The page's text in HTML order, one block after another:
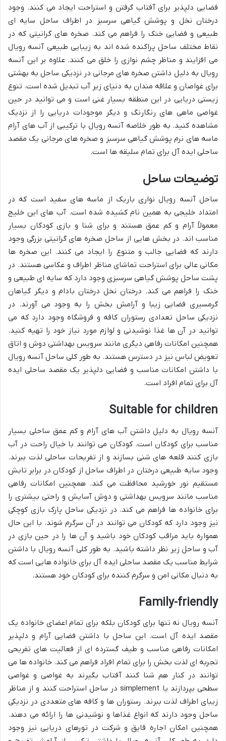
فضایی دلپذیر برای آفتاب گرفتن و استراحت ایجاد می کنند. وجود
درختان نخل و پوشش گیاهی سرسبز در اطراف ساحل سایه ای
طبیعی و فضایی خنک را فراهم می کند. صخره های گرانیتی که در
نقاط مختلف ساحل پراکنده شده اند به زیبایی طبیعی آنسه رویال
می افزایند و مناظر چشم نوازی را خلق می کنند. علاوه بر این آنسه
رویال به دلیل داشتن صخره های مرجانی در نزدیکی ساحل به بهشتی
برای غواصان و علاقه مندان به دنیای زیر آب تبدیل شده است. تنوع
زیستی دریایی در این منطقه بسیار غنی است و می توانید در حین
غواصی ماهی های رنگارنگ و دیگر موجودات دریایی را از نزدیک
مشاهده کنید. به طور خلاصه آنسه رویال با ترکیبی از آب های آرام
ماسه های نرم پوشش گیاهی سرسبز و صخره های مرجانی یک مقصد
ساحلی ایده آل برای تمام سلیقه ها است.
توضیحات ساحل
ساحل آنسه رویال نواری باریک از ماسه های سفید است که در
امتداد خلیجی به همین نام کشیده شده است. آب های این خلیج
معمولاً آرام و کم عمق هستند و برای شنا و بازی کودکان بسیار
مناسب اند. در بخش هایی از ساحل صخره های گرانیتی بزرگی وجود
دارند که فضایی جالب و متنوع را ایجاد می کنند. این صخره ها
مکانی عالی برای استراحت تماشای مناظر اطراف و عکاسی هستند. در
پشت ساحل پوشش گیاهی سرسبزی وجود دارد که سایه ای طبیعی و
خنک را فراهم می کند. درختان نخل درختان بادام و دیگر گیاهان
گرمسیری فضایی زیبا و آرامش بخش را به وجود می آورند. در
نزدیکی ساحل تعدادی رستوران کافه و فروشگاه وجود دارد که می
توانید در آن ها غذا نوشیدنی و لوازم مورد نیاز خود را تهیه کنید.
همچنین امکانات رفاهی دیگری مانند سرویس بهداشتی دوش و اتاق
تعویض لباس نیز در دسترس هستند. به طور کلی ساحل آنسه رویال
با داشتن امکانات مناسب و فضایی دلپذیر یک مقصد ساحلی ایده
آل برای تمام افراد است.
Suitable for children
آنسه رویال به دلیل داشتن آب های آرام و کم عمق ساحلی بسیار
مناسب برای کودکان است. کودکان می توانند با خیال راحت در آب
بازی کنند قلعه های شنی بسازند و از تفریحات ساحلی لذت ببرند.
وجود سایه طبیعی درختان در اطراف ساحل از کودکان در برابر تابش
مستقیم نور خورشید محافظت می کند. همچنین امکانات رفاهی
مناسب مانند سرویس بهداشتی و دوش آسایش و راحتی بیشتری را
برای خانواده ها فراهم می کند. در نزدیکی ساحل پارک بازی کوچکی
نیز وجود دارد که کودکان می توانند در آن سرگرم شوند. با این حال
همواره باید مراقب کودکان خود باشید و آن ها را در حین بازی در
آب و ساحل زیر نظر داشته باشید. به طور کلی آنسه رویال با داشتن
شرایط مناسب یک مقصد ساحلی ایده آل برای خانواده هایی است که
به دنبال مکانی امن و سرگرم کننده برای کودکان خود هستند.
Family-friendly
آنسه رویال نه تنها برای کودکان بلکه برای تمام اعضای خانواده یک
مقصد ایده آل است. این ساحل با داشتن فضایی آرام و دلپذیر
امکانات رفاهی مناسب و طیف گسترده ای از فعالیت های تفریحی
تجربه ای لذت بخش را برای تمام افراد فراهم می کند. خانواده ها می
توانند در کنار هم شنا کنند آفتاب بگیرند به غواصی و غواصی
سطحی بپردازند یا simplement در ساحل استراحت کنند و از مناظر
زیبای اطراف لذت ببرند. رستوران ها و کافه های متعددی در نزدیکی
ساحل وجود دارند که انواع غذاها و نوشیدنی ها را ارائه می دهند.
همچنین امکان اجاره قایق و شرکت در تورهای دریایی نیز وجود